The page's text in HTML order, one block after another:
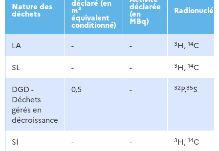
Nature des
déchets
déclaré (en
m³
équivalent
conditionné)
déclarée
(en
MBq)
LA - - 3H, 14C
SL - - 3H, 14C
DGD -
Déchets
gérés en
décroissance
0,5 - 32P,35S
SI - - 3H, 14C